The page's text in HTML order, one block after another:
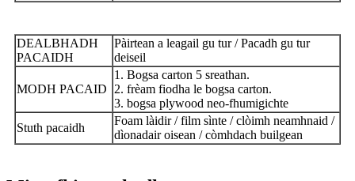
DEALBHADH
PACAIDH
Pàirtean a leagail gu tur / Pacadh gu tur
deiseil
MODH PACAID
1. Bogsa carton 5 sreathan.
2. frèam fiodha le bogsa carton.
3. bogsa plywood neo-fhumigichte
Stuth pacaidh
Foam làidir / film sìnte / clòimh neamhnaid /
dìonadair oisean / còmhdach builgean